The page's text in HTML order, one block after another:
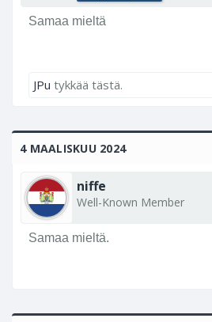
Samaa mieltä
JPu tykkää tästä.
4 MAALISKUU 2024
niffe
Well-Known Member
Samaa mieltä.